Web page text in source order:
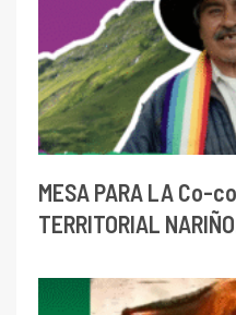
MESA PARA LA Co-
TERRITORIAL